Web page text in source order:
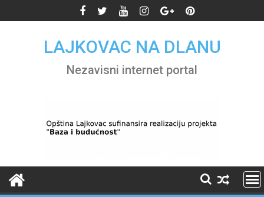
to
LAJKOVAC NA DLANU
Nezavisni internet portal